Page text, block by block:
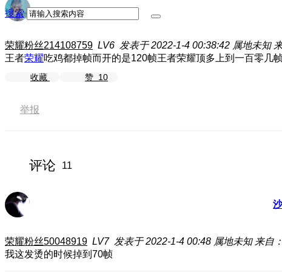
搜索
荣耀粉丝214108759 LV6 发表于 2022-1-4 00:38:42 属地未知
王者荣耀吃鸡都掉帧而开的是120帧王者荣耀顶多上到一百零几
收藏 赞 10
举报
评论 11
荣耀粉丝50048919 LV7 发表于 2022-1-4 00:48 属地未知 来自
我这发烫的时候掉到70帧